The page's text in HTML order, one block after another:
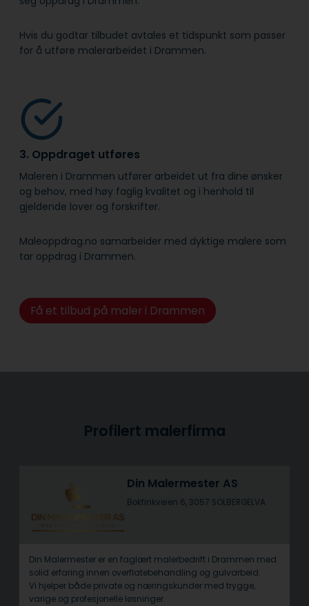
Hvis du godtar tilbudet avtales et tidspunkt som passer
for å utføre malerarbeidet i Drammen.
3. Oppdraget utføres
Maleren i Drammen utfører arbeidet ut fra dine ønsker
og behov, med høy faglig kvalitet og i henhold til
gjeldende lover og forskrifter.
Maleoppdrag.no samarbeider med dyktige malere som
tar oppdrag i Drammen.
Få et tilbud på maler i Drammen
Profilert malerfirma
Din Malermester AS
Bokfinkveien 6, 3057 SOLBERGELVA
Din Malermester er en faglært malerbedrift i Drammen med
solid erfaring innen overflatebehandling og gulvarbeid.
Vi hjelper både private og næringskunder med trygge,
varige og profesjonelle løsninger.